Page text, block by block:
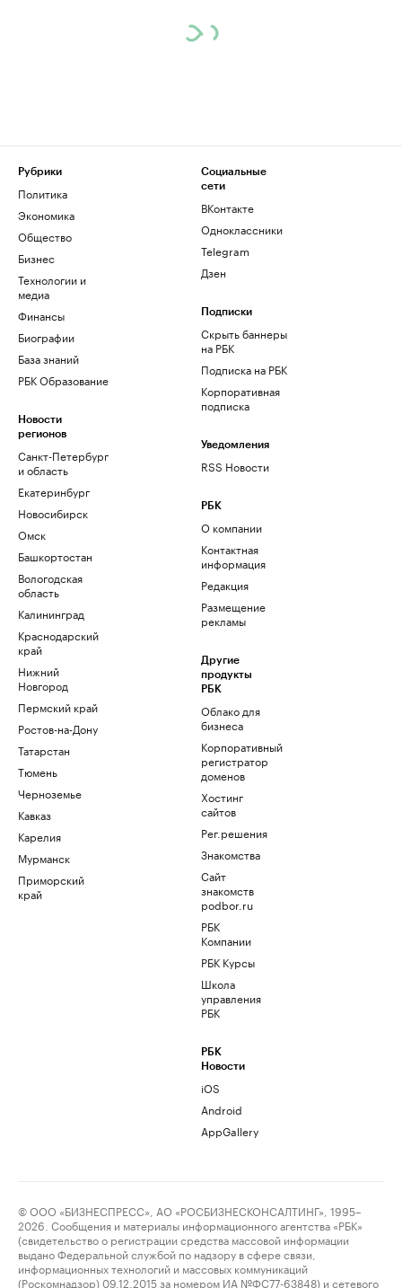
Рубрики
Политика
Экономика
Общество
Бизнес
Технологии и
медиа
Финансы
Биографии
База знаний
РБК Образование
Новости
регионов
Санкт-Петербург
и область
Екатеринбург
Новосибирск
Омск
Башкортостан
Вологодская
область
Калининград
Краснодарский
край
Нижний
Новгород
Пермский край
Ростов-на-Дону
Татарстан
Тюмень
Черноземье
Кавказ
Карелия
Мурманск
Приморский
край
Социальные
сети
ВКонтакте
Одноклассники
Telegram
Дзен
Подписки
Скрыть баннеры
на РБК
Подписка на РБК
Корпоративная
подписка
Уведомления
RSS Новости
РБК
О компании
Контактная
информация
Редакция
Размещение
рекламы
Другие
продукты
РБК
Облако для
бизнеса
Корпоративный
регистратор
доменов
Хостинг
сайтов
Рег.решения
Знакомства
Сайт
знакомств
podbor.ru
РБК
Компании
РБК Курсы
Школа
управления
РБК
РБК
Новости
iOS
Android
AppGallery
© ООО «БИЗНЕСПРЕСС», АО «РОСБИЗНЕСКОНСАЛТИНГ», 1995–
2026. Сообщения и материалы информационного агентства «РБК»
(свидетельство о регистрации средства массовой информации
выдано Федеральной службой по надзору в сфере связи,
информационных технологий и массовых коммуникаций
(Роскомнадзор) 09.12.2015 за номером ИА №ФС77-63848) и сетевого